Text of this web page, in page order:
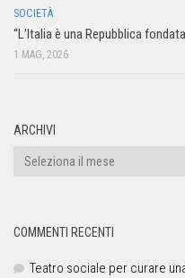
SOCIETÀ
“L’Italia è una Repubblica
1 MAG, 2026
ARCHIVI
COMMENTI RECENTI
Teatro sociale per curare